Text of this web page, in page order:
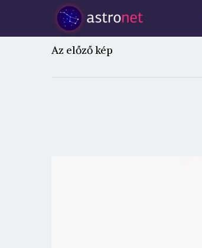
Az előző kép